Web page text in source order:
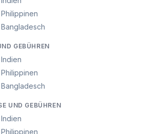
GEBÜHREN
UND GEBÜHREN